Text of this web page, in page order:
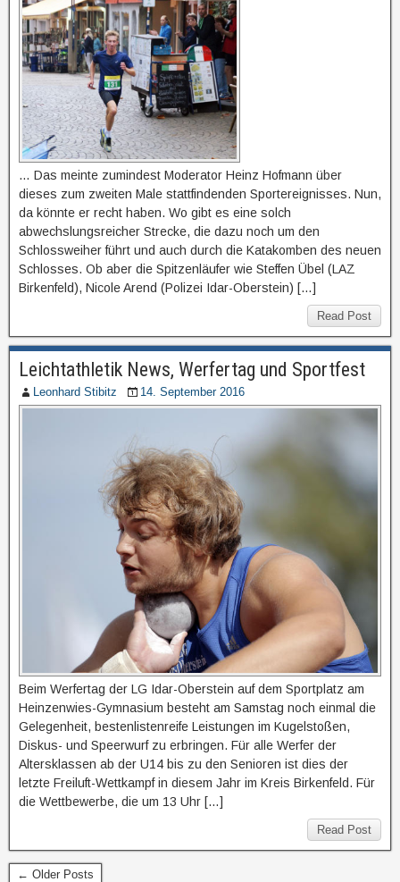
… Das meinte zumindest Moderator Heinz Hofmann über
dieses zum zweiten Male stattfindenden Sportereignisses. Nun,
da könnte er recht haben. Wo gibt es eine solch
abwechslungsreicher Strecke, die dazu noch um den
Schlossweiher führt und auch durch die Katakomben des neuen
Schlosses. Ob aber die Spitzenläufer wie Steffen Übel (LAZ
Birkenfeld), Nicole Arend (Polizei Idar-Oberstein) […]
Read Post
Leichtathletik News, Werfertag und Sportfest
Leonhard Stibitz 14. September 2016
Beim Werfertag der LG Idar-Oberstein auf dem Sportplatz am
Heinzenwies-Gymnasium besteht am Samstag noch einmal die
Gelegenheit, bestenlistenreife Leistungen im Kugelstoßen,
Diskus- und Speerwurf zu erbringen. Für alle Werfer der
Altersklassen ab der U14 bis zu den Senioren ist dies der
letzte Freiluft-Wettkampf in diesem Jahr im Kreis Birkenfeld. Für
die Wettbewerbe, die um 13 Uhr […]
Read Post
← Older Posts